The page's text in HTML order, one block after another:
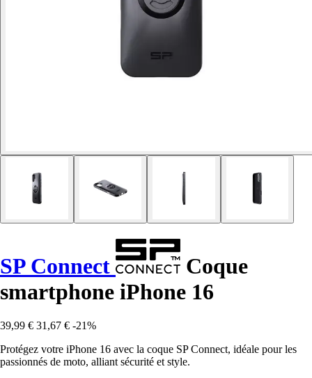
SP Connect
Coque
smartphone iPhone 16
39,99 € 31,67 € -21%
Protégez votre iPhone 16 avec la coque SP Connect, idéale pour les
passionnés de moto, alliant sécurité et style.